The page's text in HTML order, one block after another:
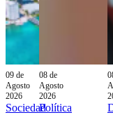
09 de
Agosto
2026
Sociedad
08 de
Agosto
2026
Política